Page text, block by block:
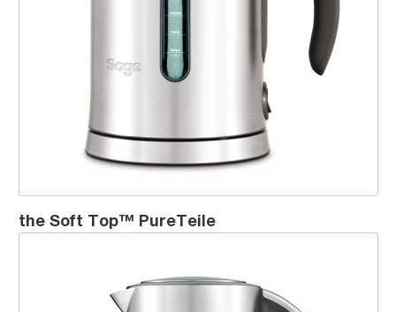
the Soft Top™ PureTeile
the Crystal Clear™